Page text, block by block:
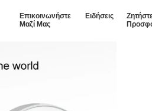
Επικοινωνήστε
Μαζί Μας
Ειδήσεις